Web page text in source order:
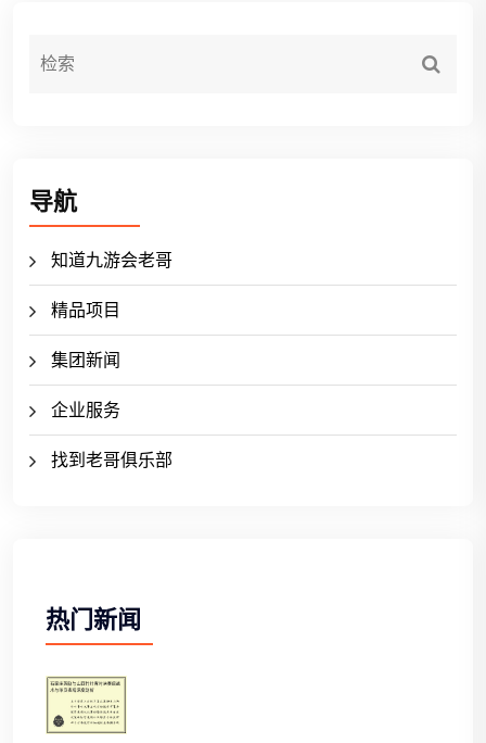
导航
知道九游会老哥
精品项目
集团新闻
企业服务
找到老哥俱乐部
热门新闻